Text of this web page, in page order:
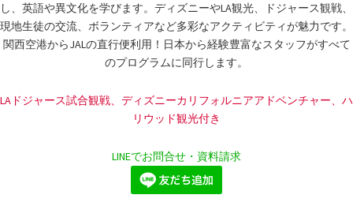
し、英語や異文化を学びます。ディズニーやLA観光、ドジャース観戦、
現地生徒の交流、ボランティアなど多彩なアクティビティが魅力です。
関西空港からJALの直行便利用！日本から経験豊富なスタッフがすべて
のプログラムに同行します。
LAドジャース試合観戦、ディズニーカリフォルニアアドベンチャー、ハ
リウッド観光付き
LINEでお問合せ・資料請求